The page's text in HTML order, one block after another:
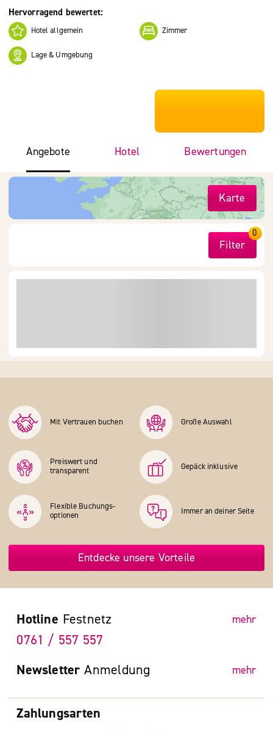
Hervorragend bewertet:
Hotel allgemein Zimmer
Lage & Umgebung
***************
Angebote Hotel Bewertungen
Karte
Filter
0
Mit Vertrauen buchen Große Auswahl
Preiswert und
transparent
Gepäck inklusive
Flexible Buchungs­
optionen
Immer an deiner Seite
Entdecke unsere Vorteile
Zahlungsarten
Hotline Festnetz mehr
0761 / 557 557
Newsletter Anmeldung mehr